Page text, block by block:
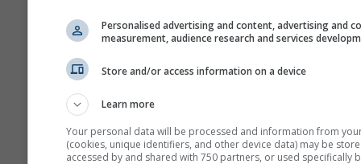
Personalised advertising and content, advertising and
measurement, audience research and services
Store and/or access information on a device
Learn more
Your personal data will be processed and information from
(cookies, unique identifiers, and other device data) may be
accessed by and shared with 750 partners, or used specifically